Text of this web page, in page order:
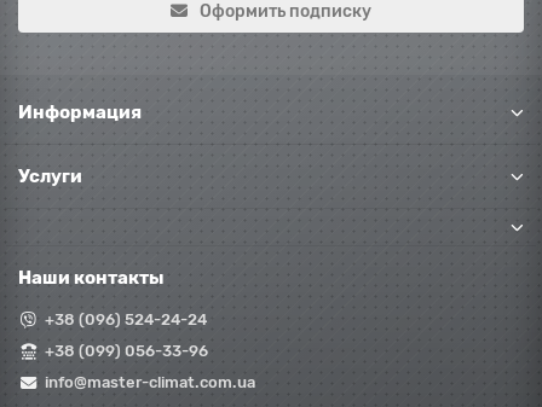
Оформить подписку
Информация
Услуги
Наши контакты
+38 (096) 524-24-24
+38 (099) 056-33-96
info@master-climat.com.ua